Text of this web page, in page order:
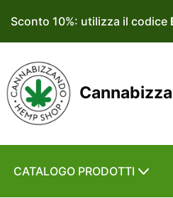
Vai
contenuto
Sconto 10%: utilizza il codice
CATALOGO PRODOTTI